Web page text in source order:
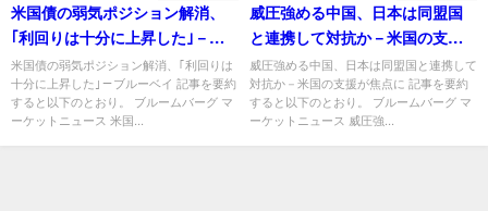
米国債の弱気ポジション解消、
｢利回りは十分に上昇した｣－ブ
ルーベイ
米国債の弱気ポジション解消、｢利回りは
十分に上昇した｣－ブルーベイ 記事を要約
すると以下のとおり。 ブルームバーグ マ
ーケットニュース 米国...
威圧強める中国、日本は同盟国
と連携して対抗か－米国の支援
が焦点に
威圧強める中国、日本は同盟国と連携して
対抗か－米国の支援が焦点に 記事を要約
すると以下のとおり。 ブルームバーグ マ
ーケットニュース 威圧強...